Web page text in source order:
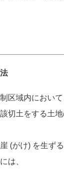
区域内において
切土をする土
(がけ) を生ず
は、